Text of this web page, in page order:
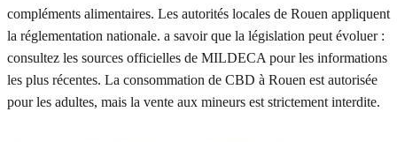
compléments alimentaires. Les autorités locales de Rouen appliquent
la réglementation nationale. a savoir que la législation peut évoluer :
consultez les sources officielles de MILDECA pour les informations
les plus récentes. La consommation de CBD à Rouen est autorisée
pour les adultes, mais la vente aux mineurs est strictement interdite.